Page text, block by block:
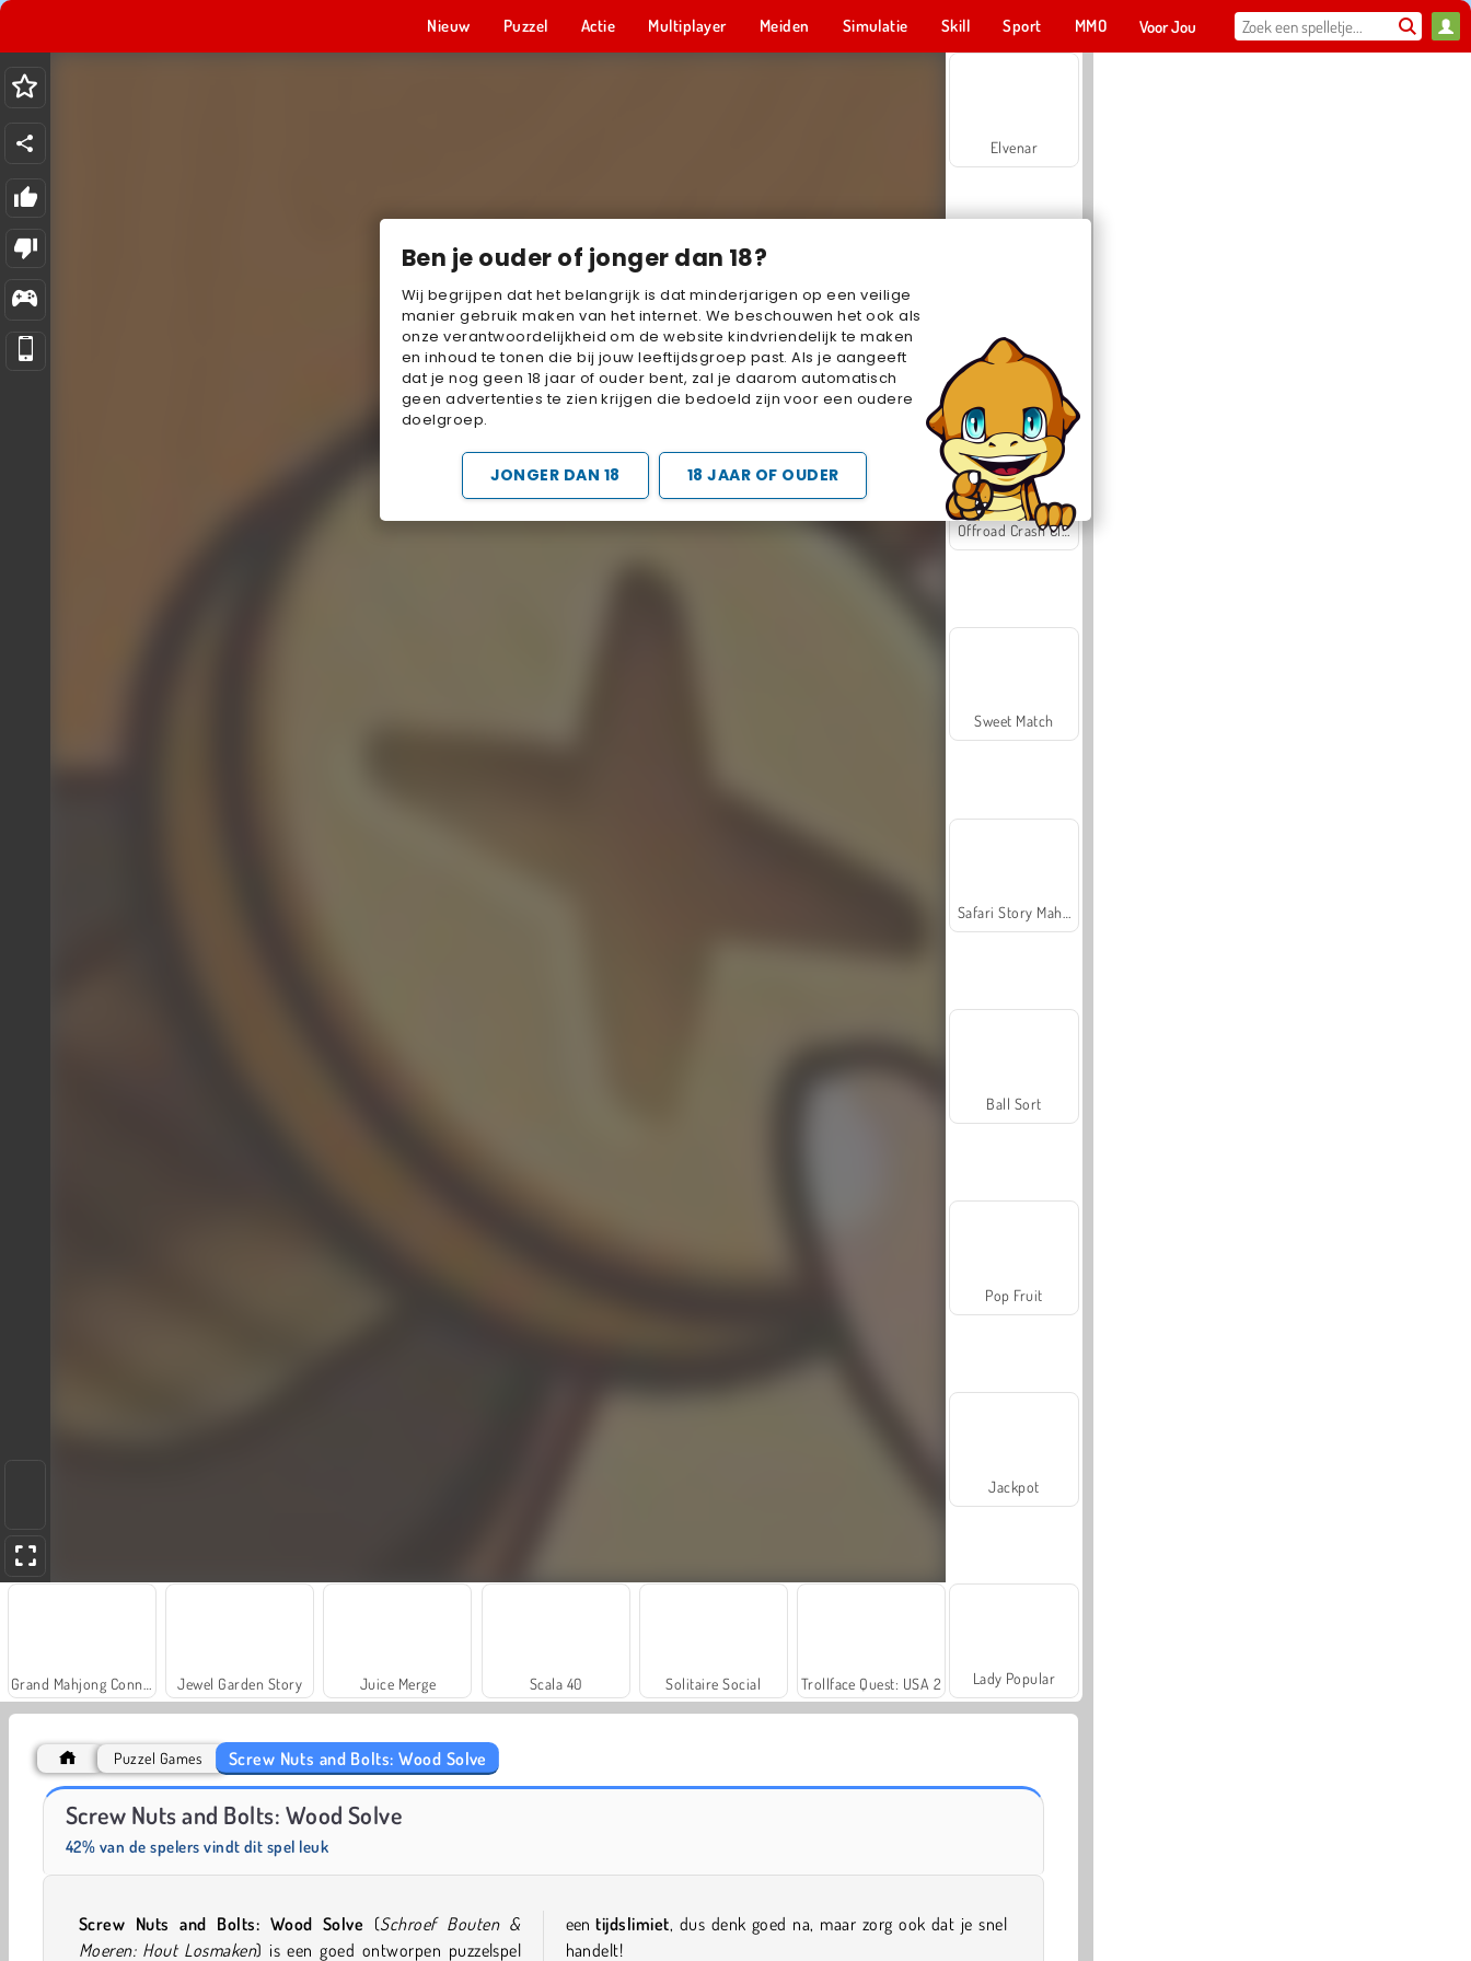
Ben je ouder of jonger dan 18?
Wij begrijpen dat het belangrijk is dat minderjarigen op een veilige
manier gebruik maken van het internet. We beschouwen het ook als
onze verantwoordelijkheid om de website kindvriendelijk te maken
en inhoud te tonen die bij jouw leeftijdsgroep past. Als je aangeeft
dat je nog geen 18 jaar of ouder bent, zal je daarom automatisch
geen advertenties te zien krijgen die bedoeld zijn voor een oudere
doelgroep.
JONGER DAN 18 18 JAAR OF OUDER
Nieuw Puzzel Actie Multiplayer Meiden Simulatie Skill Sport MMO Voor Jou
Jewel Garden Story Juice Merge Scala 40 Solitaire Social Trollface Quest: USA 2
Elvenar
Offroad Crash Climber 4X4
Sweet Match
Ball Sort
Pop Fruit
Jackpot
Lady Popular
Puzzel Games Screw Nuts and Bolts: Wood Solve
Screw Nuts and Bolts: Wood Solve
42% van de spelers vindt dit spel leuk
Screw Nuts and Bolts: Wood Solve (Schroef Bouten &
Moeren: Hout Losmaken) is een goed ontworpen puzzelspel
eentijdslimiet, dus denk goed na, maar zorg ook dat je snel
handelt!